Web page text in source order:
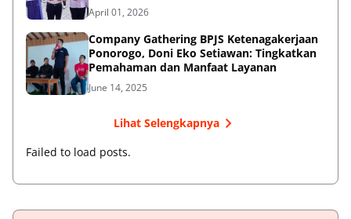
April 01, 2026
Company Gathering BPJS Ketenagakerjaan
Ponorogo, Doni Eko Setiawan: Tingkatkan
Pemahaman dan Manfaat Layanan
June 14, 2025
Lihat Selengkapnya
Failed to load posts.